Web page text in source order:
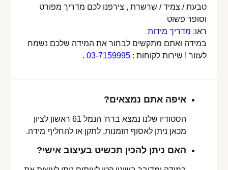
טבעת / צמיד / שרשרת , צירפנו לכם מדריך מפורט
וסופר פשוט
ראו: מדריך מידות
במידה ואתם מתקשים לבחור את המידה שלכם נשמח
לעזור ! שירות לקוחות :03-7159995
.
איפה אתם נמצאים?
הסטודיו שלנו נמצא ברח' הנמל 61 ראשון לציון
מכאן ניתן לאסוף הזמנות, לתקן או להחליף מידה.
האם ניתן להכין תכשיט בעיצוב אישי?